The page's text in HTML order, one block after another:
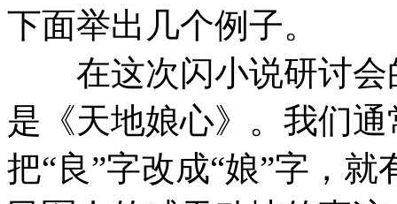
下面举出几个例子。
在这次闪小说研讨会
是《天地娘心》。我们
把“良”字改成“娘”字，